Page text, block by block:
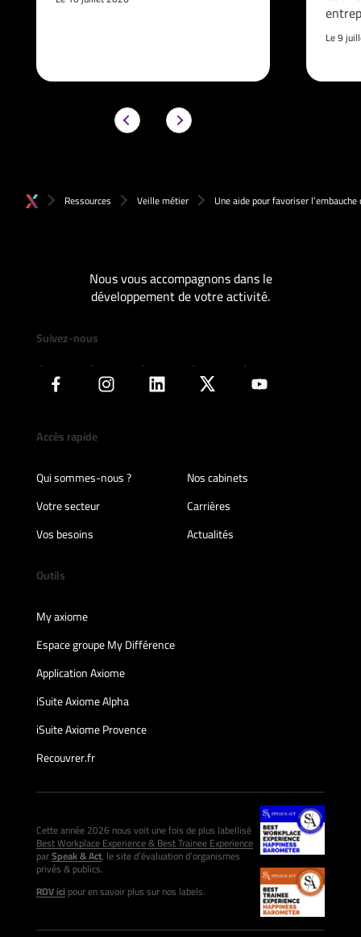
Le 9
Ressources Veille métier Une aide pour favoriser
Nous vous accompagnons dans le
développement de votre activité.
Suivez-nous
Accès rapide
Qui sommes-nous ?
Nos cabinets
Votre secteur
Carrières
Vos besoins
Actualités
Outils
My axiome
Espace groupe My Différence
Application Axiome
iSuite Axiome Alpha
iSuite Axiome Provence
Recouvrer.fr
Cette année 2026 nous voit une fois de plus labellisé
Best Workplace Experience & Best Trainee Experience
parSpeak & Act, le site d’évaluation d’organismes
privés & publics.
RDV icipour en savoir plus sur nos labels.